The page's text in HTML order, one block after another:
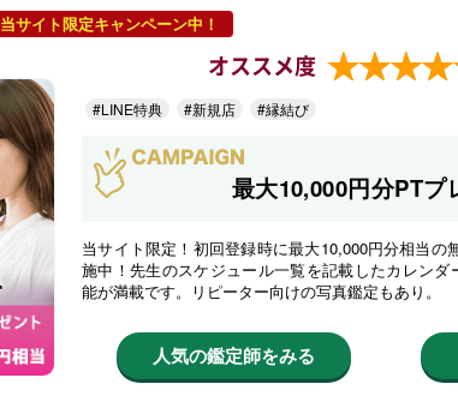
当サイト限定キャンペーン中！
オススメ度
#LINE特典 #新規店 #縁結び
最大10,000円分PTプ
当サイト限定！初回登録時に最大10,000円分相当の
施中！先生のスケジュール一覧を記載したカレン
能が満載です。リピーター向けの写真鑑定もあり。
人気の鑑定師をみる